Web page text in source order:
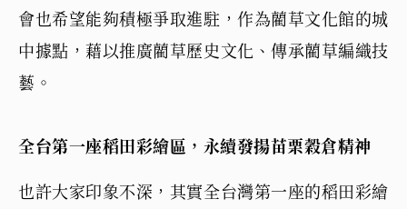
會也希望能夠積極爭取進駐，作為藺草文化館的城
中據點，藉以推廣藺草歷史文化、傳承藺草編織技
藝。
全台第一座稻田彩繪區，永續發揚苗栗穀倉精神
也許大家印象不深，其實全台灣第一座的稻田彩繪